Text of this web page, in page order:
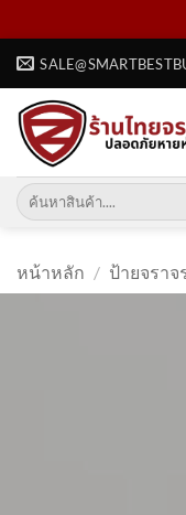
ข้าม
เนื้อหา
ค้นหา:
หน้าหลัก / ป้ายจราจ